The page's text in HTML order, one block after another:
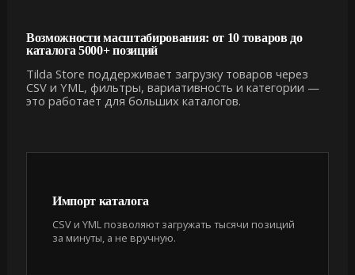
Возможности масштабирования: от 10 товаров до
каталога 5000+ позиций
Tilda Store поддерживает загрузку товаров через
CSV и YML, фильтры, вариативность и категории —
это работает для больших каталогов.
Импорт каталога
CSV и YML позволяют загружать тысячи позиций
за минуты, а не вручную.